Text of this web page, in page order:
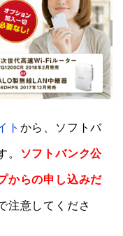
ト から、ソフトバ
。 ソフトバンク公
からの申し込みだ
注意してくださ